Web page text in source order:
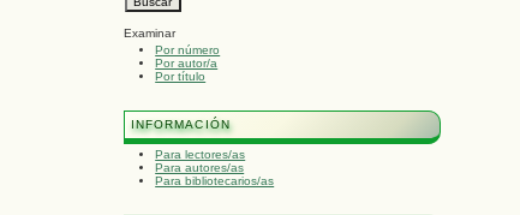
Examinar
Por número
Por autor/a
Por título
INFORMACIÓN
Para lectores/as
Para autores/as
Para bibliotecarios/as